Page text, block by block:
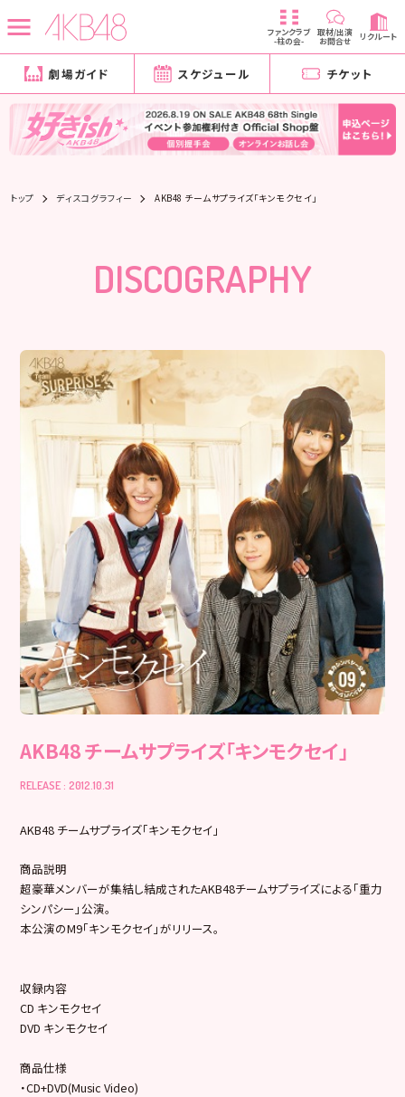
ファンクラブ
-柱の会-
取材/出演
お問合せ リクルート
劇場ガイド スケジュール チケット
トップ ディスコグラフィー AKB48 チームサプライズ「キンモクセイ」
DISCOGRAPHY
AKB48 チームサプライズ「キンモクセイ」
RELEASE : 2012.10.31
AKB48 チームサプライズ「キンモクセイ」
商品説明
超豪華メンバーが集結し結成されたAKB48チームサプライズによる「重力
シンパシー」公演。
本公演のM9「キンモクセイ」がリリース。
収録内容
CD キンモクセイ
DVD キンモクセイ
商品仕様
・CD+DVD(Music Video)